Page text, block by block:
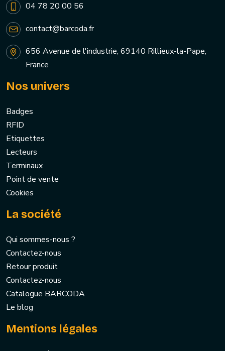
04 78 20 00 56
contact@barcoda.fr
656 Avenue de l'industrie, 69140 Rillieux-la-Pape,
France
Nos univers
Badges
RFID
Etiquettes
Lecteurs
Terminaux
Point de vente
Cookies
La société
Qui sommes-nous ?
Contactez-nous
Retour produit
Contactez-nous
Catalogue BARCODA
Le blog
Mentions légales